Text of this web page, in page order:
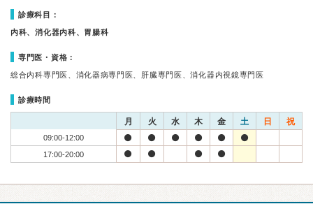
診療科目：
内科、消化器内科、胃腸科
専門医・資格：
総合内科専門医、消化器病専門医、肝臓専門医、消化器内視鏡専門医
診療時間
月 火 水 木 金 土 日 祝
09:00-12:00
17:00-20:00